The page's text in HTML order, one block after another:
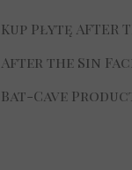
Kup Płytę AFTER
After the Sin
Bat-Cave